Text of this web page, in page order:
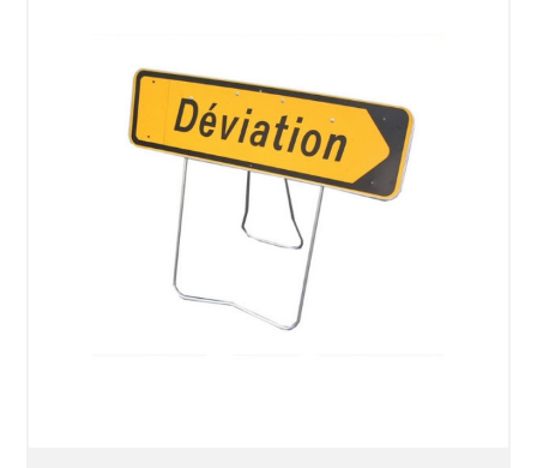
SÉLECTIONNEZ LES DATES
VOIR LE PRODUIT